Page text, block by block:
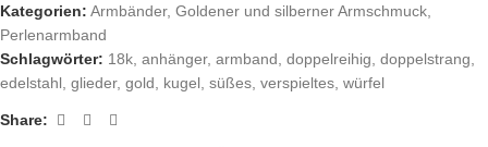
Kategorien: Armbänder, Goldener und silberner Armschmuck
Perlenarmband
Schlagwörter: 18k anhänger, armband doppelreihig doppelstrang
edelstahl glieder, gold kugel süßes verspieltes würfel
Share: